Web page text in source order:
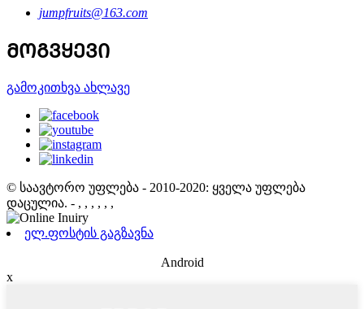
jumpfruits@163.com
ᲛᲝᲒᲕᲧᲔᲕᲘ
გამოკითხვა ახლავე
© საავტორო უფლება - 2010-2020: ყველა უფლება
დაცულია. - , , , , , ,
ელ.ფოსტის გაგზავნა
Android
x